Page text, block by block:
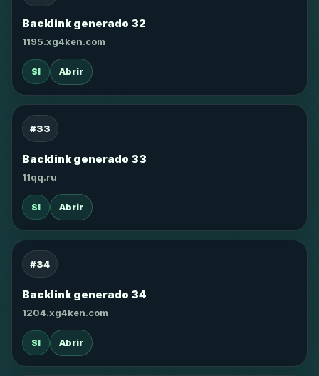
Backlink generado 32
1195.xg4ken.com
SI Abrir
#33
Backlink generado 33
11qq.ru
SI Abrir
#34
Backlink generado 34
1204.xg4ken.com
SI Abrir